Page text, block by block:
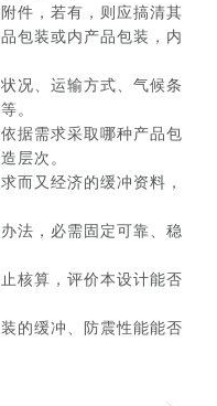
件，若有，则应搞清其
包装或内产品包装，内
况、运输方式、气候条
。
据需求采取哪种产品包
层次。
又经济的缓冲资料，
法，必需固定可靠、稳
核算，评价本设计能否
的缓冲、防震性能能否